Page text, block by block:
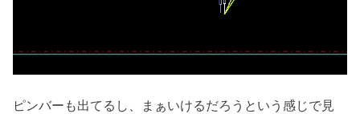
ピンバーも出てるし、まぁいけるだろうという感じで見